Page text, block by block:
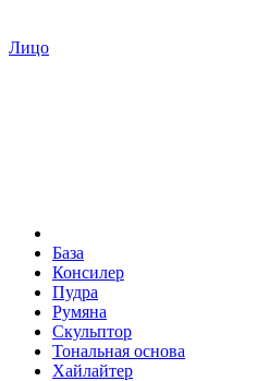
Лицо
База
Консилер
Пудра
Румяна
Скульптор
Тональная основа
Хайлайтер